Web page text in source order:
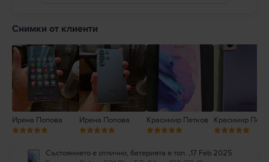
2
Снимки от клиенти
Ирена Попова Ирена Попова Красимир Петков Красимир
Състоянието е отлично, батерията е топ. ,17 Feb 2025